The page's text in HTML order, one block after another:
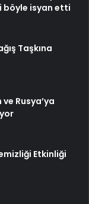
böyle isyan etti
Taşkına
Rusya’ya
Etkinliği